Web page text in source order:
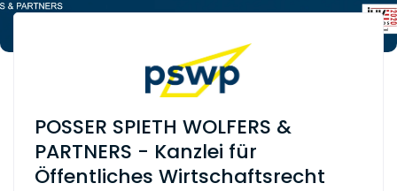
POSSER SPIETH WOLFERS &
PARTNERS - Kanzlei für
Öffentliches Wirtschaftsrecht